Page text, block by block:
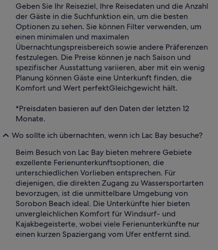
Geben Sie Ihr Reiseziel, Ihre Reisedaten und die Anzahl
der Gäste in die Suchfunktion ein, um die besten
Optionen zu sehen. Sie können Filter verwenden, um
einen minimalen und maximalen
Übernachtungspreisbereich sowie andere Präferenzen
festzulegen. Die Preise können je nach Saison und
spezifischer Ausstattung variieren, aber mit ein wenig
Planung können Gäste eine Unterkunft finden, die
Komfort und Wert perfektGleichgewicht hält.
*Preisdaten basieren auf den Daten der letzten 12
Monate.
Wo sollte ich übernachten, wenn ich Lac Bay besuche?
Beim Besuch von Lac Bay bieten mehrere Gebiete
exzellente Ferienunterkunftsoptionen, die
unterschiedlichen Vorlieben entsprechen. Für
diejenigen, die direkten Zugang zu Wassersportarten
bevorzugen, ist die unmittelbare Umgebung von
Sorobon Beach ideal. Die Unterkünfte hier bieten
unvergleichlichen Komfort für Windsurf- und
Kajakbegeisterte, wobei viele Ferienunterkünfte nur
einen kurzen Spaziergang vom Ufer entfernt sind.